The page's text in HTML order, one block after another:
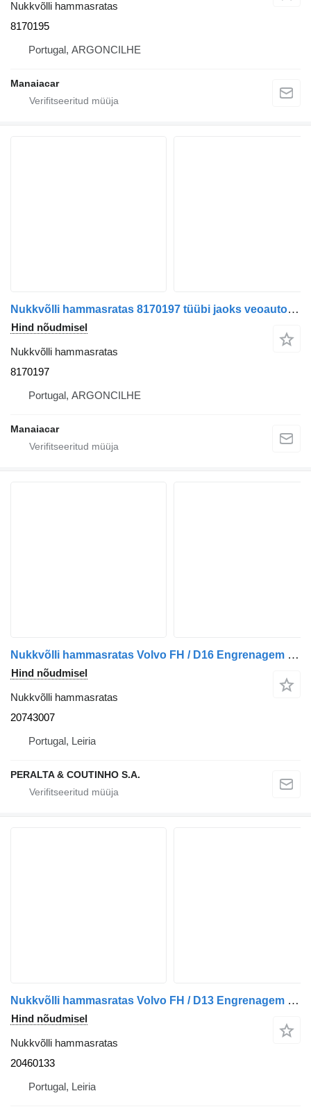
Nukkvõlli hammasratas
8170195
Portugal, ARGONCILHE
Manaiacar
Nukkvõlli hammasratas 8170197 tüübi jaoks veoauto Volvo FL/FM/FH/VN/VNL/VNX/FMX/F/N
Hind nõudmisel
Nukkvõlli hammasratas
8170197
Portugal, ARGONCILHE
Manaiacar
Nukkvõlli hammasratas Volvo FH / D16 Engrenagem Intermediária da Árvore de Cames FH 20743007 tüübi jaoks veoauto Volvo FH
Hind nõudmisel
Nukkvõlli hammasratas
20743007
Portugal, Leiria
PERALTA & COUTINHO S.A.
Nukkvõlli hammasratas Volvo FH / D13 Engrenagem Intermediária da Árvore de Cames 20460133 tüübi jaoks veoauto Volvo
Hind nõudmisel
Nukkvõlli hammasratas
20460133
Portugal, Leiria